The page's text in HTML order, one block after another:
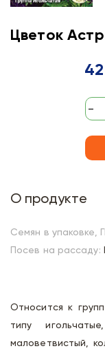
Цветок
-
О продукте
Семян в упаковке,
Посев на рассаду:
Относится к
типу
маловетвистый,